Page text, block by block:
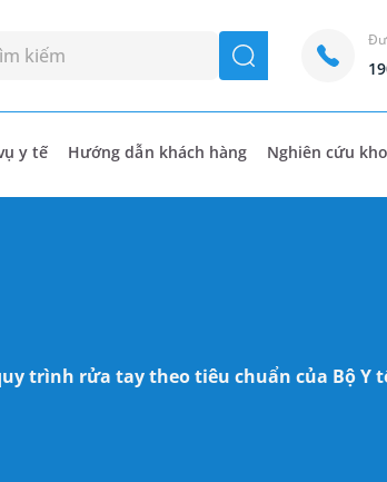
seach
y tế Hướng dẫn khách hàng Nghiên cứu
trình rửa tay theo tiêu chuẩn của Bộ Y